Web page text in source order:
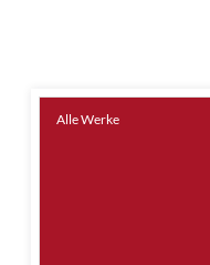
Alle Werke